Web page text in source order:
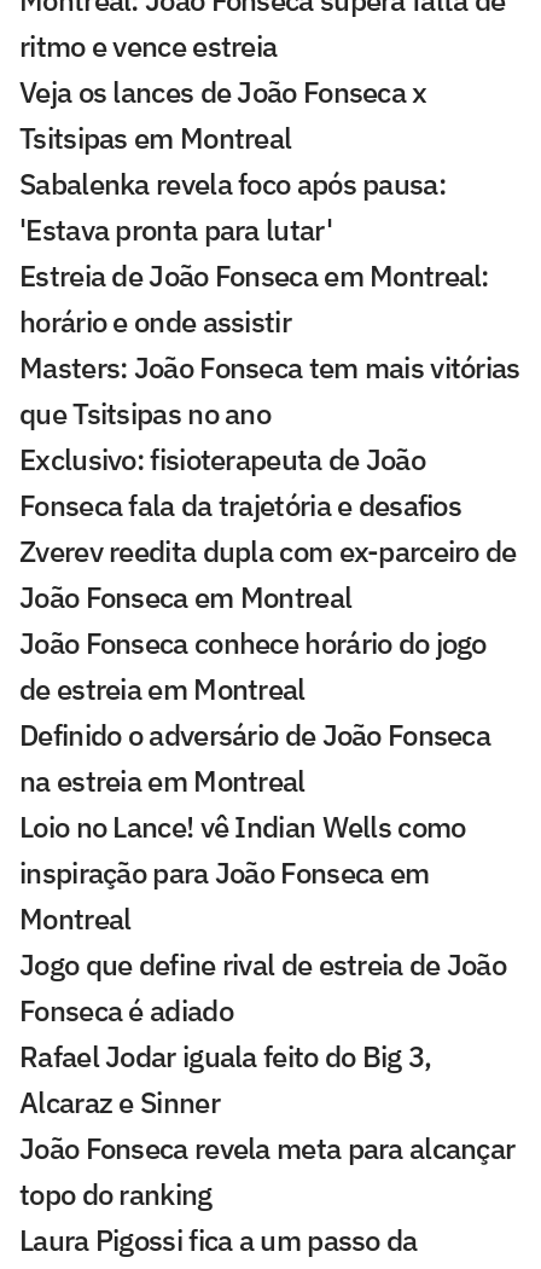
ritmo e vence estreia
Veja os lances de João Fonseca x
Tsitsipas em Montreal
Sabalenka revela foco após pausa:
'Estava pronta para lutar'
Estreia de João Fonseca em Montreal:
horário e onde assistir
Masters: João Fonseca tem mais vitórias
que Tsitsipas no ano
Exclusivo: fisioterapeuta de João
Fonseca fala da trajetória e desafios
Zverev reedita dupla com ex-parceiro de
João Fonseca em Montreal
João Fonseca conhece horário do jogo
de estreia em Montreal
Definido o adversário de João Fonseca
na estreia em Montreal
Loio no Lance! vê Indian Wells como
inspiração para João Fonseca em
Montreal
Jogo que define rival de estreia de João
Fonseca é adiado
Rafael Jodar iguala feito do Big 3,
Alcaraz e Sinner
João Fonseca revela meta para alcançar
topo do ranking
Laura Pigossi fica a um passo da